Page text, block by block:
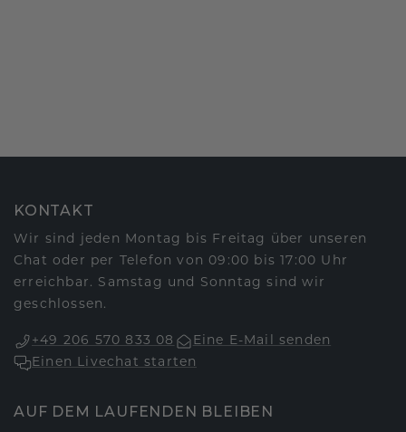
KONTAKT
Wir sind jeden Montag bis Freitag über unseren
Chat oder per Telefon von 09:00 bis 17:00 Uhr
erreichbar. Samstag und Sonntag sind wir
geschlossen.
+49 206 570 833 08
Eine E-Mail senden
Einen Livechat starten
AUF DEM LAUFENDEN BLEIBEN